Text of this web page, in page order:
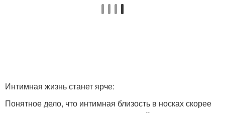
Интимная жизнь станет ярче:
Понятное дело, что интимная близость в носках скорее